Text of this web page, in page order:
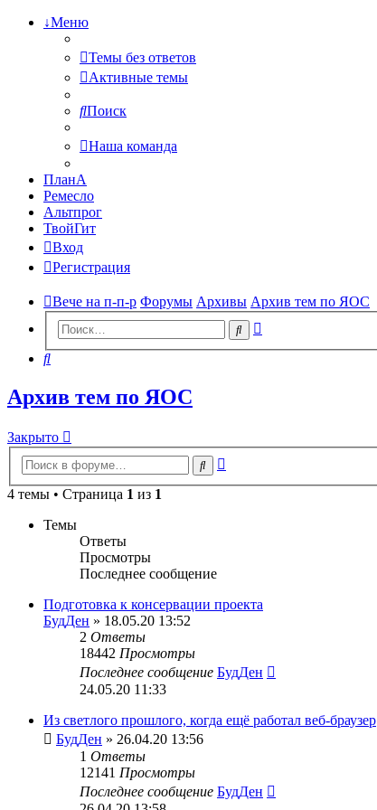
↓Меню
Темы без ответов
Активные темы
Поиск
Наша команда
ПланА
Ремесло
Альтпрог
ТвойГит
Вход
Регистрация
Вече на п-п-р Форумы Архивы Архив тем по ЯОС
Поиск
Поиск
Архив тем по ЯОС
Закрыто
Поиск
4 темы • Страница 1 из 1
Темы
Ответы
Просмотры
Последнее сообщение
Подготовка к консервации проекта
БудДен » 18.05.20 13:52
2 Ответы
18442 Просмотры
Последнее сообщение БудДен
24.05.20 11:33
Из светлого прошлого, когда ещё работал веб-браузер
БудДен » 26.04.20 13:56
1 Ответы
12141 Просмотры
Последнее сообщение БудДен